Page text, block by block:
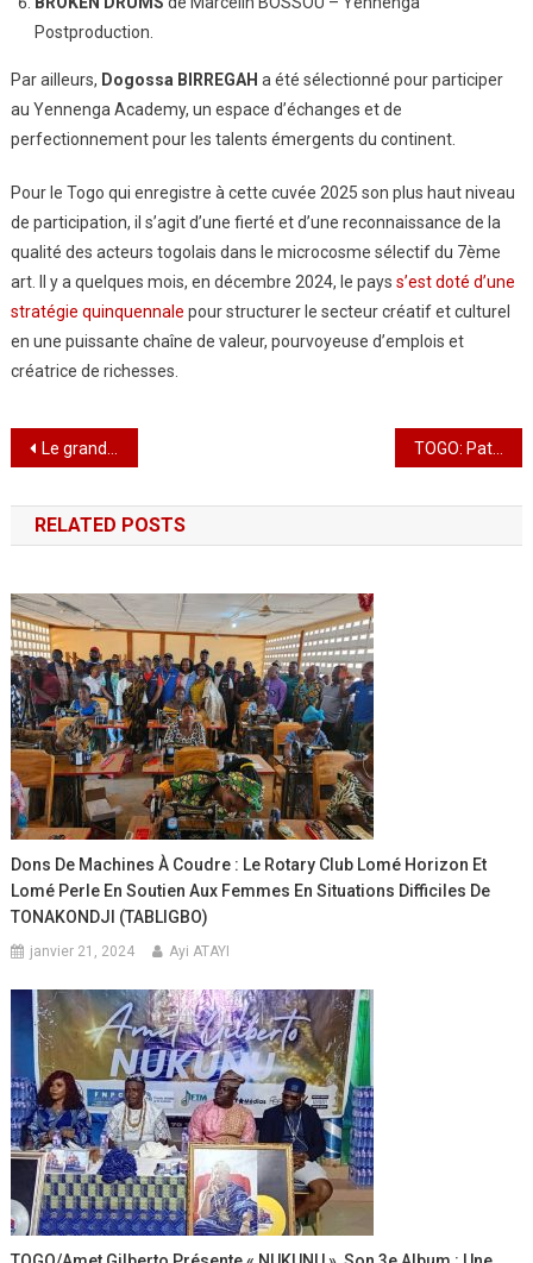
Postproduction.
Par ailleurs, Dogossa BIRREGAH a été sélectionné pour participer
au Yennenga Academy, un espace d’échanges et de
perfectionnement pour les talents émergents du continent.
Pour le Togo qui enregistre à cette cuvée 2025 son plus haut niveau
de participation, il s’agit d’une fierté et d’une reconnaissance de la
qualité des acteurs togolais dans le microcosme sélectif du 7ème
art. Il y a quelques mois, en décembre 2024, le pays s’est doté d’une
stratégie quinquennale pour structurer le secteur créatif et culturel
en une puissante chaîne de valeur, pourvoyeuse d’emplois et
créatrice de richesses.
Navigation
de
l’article
Le grand retour de Jacky Rapon à Lomé : Une Saint-Valentin en Zouk et en Légendes TOGO: Patrimoine culturel :Bientot la mise en place d’un musée virtuel au
RELATED POSTS
Dons De Machines À Coudre : Le Rotary Club Lomé Horizon Et
Lomé Perle En Soutien Aux Femmes En Situations Difficiles De
TONAKONDJI (TABLIGBO)
janvier 21, 2024 Ayi ATAYI